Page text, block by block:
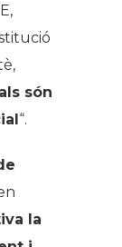
són
“.
la